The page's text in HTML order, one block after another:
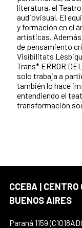
literatura, el
audiovisual. El
y formación en el
artísticas.
de pensamiento
Visibilitats
Trans* ERROR
solo trabaja a
también lo hace
entendiendo el
transformación
CCEBA |
BUENOS AIRES
Paraná 1159